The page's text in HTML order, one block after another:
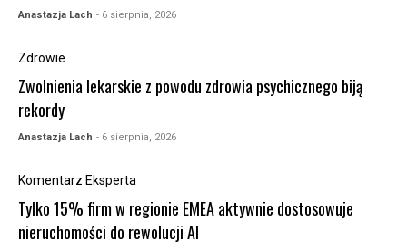
Anastazja Lach - 6 sierpnia, 2026
Zdrowie
Zwolnienia lekarskie z powodu zdrowia psychicznego biją
rekordy
Anastazja Lach - 6 sierpnia, 2026
Komentarz Eksperta
Tylko 15% firm w regionie EMEA aktywnie dostosowuje
nieruchomości do rewolucji AI